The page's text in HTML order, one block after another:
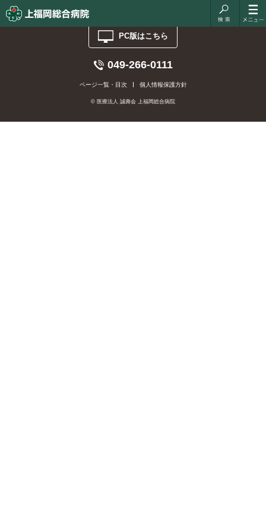
PC版はこちら
049-266-0111
ページ一覧・目次 個人情報保護方針
© 医療法人 誠壽会 上福岡総合病院